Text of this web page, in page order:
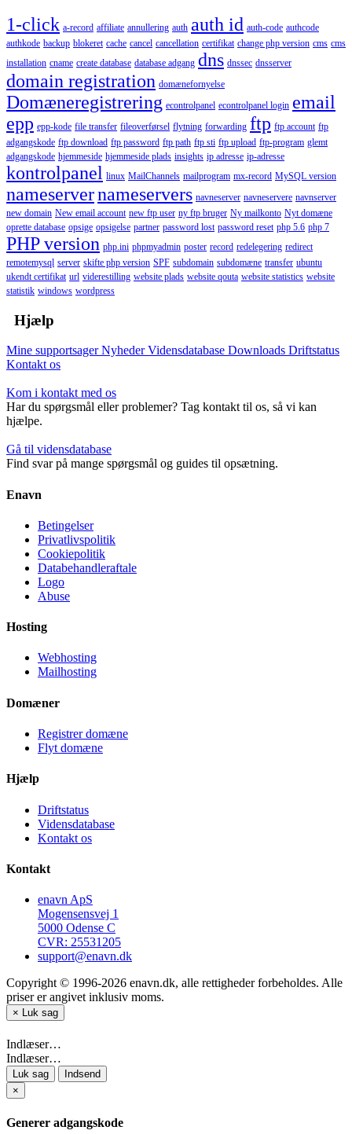
1-click a-record affiliate annullering auth auth id auth-code authcode
authkode backup blokeret cache cancel cancellation certifikat change php version cms cms
installation cname create database database adgang dns dnssec dnsserver
domain registration domænefornyelse
Domæneregistrering econtrolpanel econtrolpanel login email
epp epp-kode file transfer fileoverførsel flytning forwarding ftp ftp account ftp
adgangskode ftp download ftp password ftp path ftp sti ftp upload ftp-program glemt
adgangskode hjemmeside hjemmeside plads insights ip adresse ip-adresse
kontrolpanel linux MailChannels mailprogram mx-record MySQL version
nameservernameservers navneserver navneservere navnserver
new domain New email account new ftp user ny ftp bruger Ny mailkonto Nyt domæne
oprette database opsige opsigelse partner password lost password reset php 5.6 php 7
PHP version php.ini phpmyadmin poster record redelegering redirect
remotemysql server skifte php version SPF subdomain subdomæne transfer ubuntu
ukendt certifikat url viderestilling website plads website qouta website statistics website
statistik windows wordpress
Hjælp
Mine supportsagerNyhederVidensdatabase Downloads Driftstatus
Kontakt os
Kom i kontakt med os
Har du spørgsmål eller problemer? Tag kontakt til os, så vi kan
hjælpe.
Gå til vidensdatabase
Find svar på mange spørgsmål og guides til opsætning.
Enavn
Betingelser
Privatlivspolitik
Cookiepolitik
Databehandleraftale
Logo
Abuse
Hosting
Webhosting
Mailhosting
Domæner
Registrer domæne
Flyt domæne
Hjælp
Driftstatus
Vidensdatabase
Kontakt os
Kontakt
enavn ApS
Mogensensvej 1
5000 Odense C
CVR: 25531205
support@enavn.dk
Copyright © 1996-2026 enavn.dk, alle rettigheder forbeholdes. Alle
priser er angivet inklusiv moms.
× Luk sag
Indlæser…
Indlæser…
Luk sag
Indsend
×
Generer adgangskode